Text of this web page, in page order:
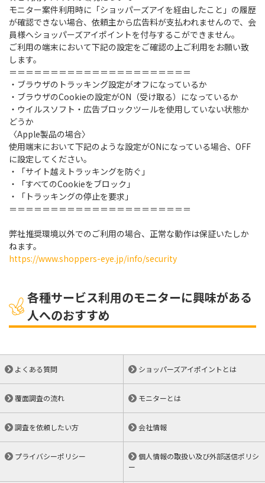
モニター案件利用時に「ショッパーズアイを経由したこと」の履歴
が確認できない場合、依頼主から広告料が支払われませんので、会
員様へショッパーズアイポイントを付与するこができません。
ご利用の端末において下記の設定をご確認の上ご利用をお願い致
します。
＝＝＝＝＝＝＝＝＝＝＝＝＝＝＝＝＝＝＝＝＝＝
・ブラウザのトラッキング設定がオフになっているか
・ブラウザのCookieの設定がON（受け取る）になっているか
・ウイルスソフト・広告ブロックツールを使用していない状態か
どうか
〈Apple製品の場合〉
使用端末において下記のような設定がONになっている場合、OFF
に設定してください。
・「サイト越えトラッキングを防ぐ」
・「すべてのCookieをブロック」
・「トラッキングの停止を要求」
＝＝＝＝＝＝＝＝＝＝＝＝＝＝＝＝＝＝＝＝＝＝
弊社推奨環境以外でのご利用の場合、正常な動作は保証いたしか
ねます。
https://www.shoppers-eye.jp/info/security
各種サービス利用のモニターに興味がある
人へのおすすめ
よくある質問 ショッパーズアイポイントとは
覆面調査の流れ モニターとは
調査を依頼したい方 会社情報
プライバシーポリシー
個人情報の取扱い及び外部送信ポリシ
ー